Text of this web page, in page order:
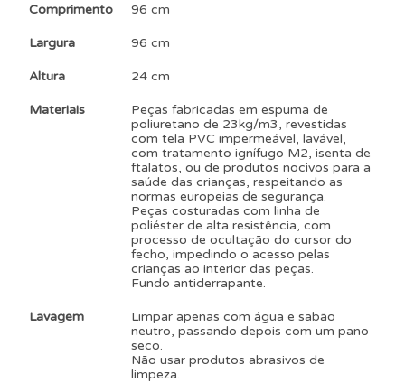
Comprimento 96 cm
Largura 96 cm
Altura 24 cm
Materiais
Peças fabricadas em espuma de
poliuretano de 23kg/m3, revestidas
com tela PVC impermeável, lavável,
com tratamento ignífugo M2, isenta de
ftalatos, ou de produtos nocivos para a
saúde das crianças, respeitando as
normas europeias de segurança.
Peças costuradas com linha de
poliéster de alta resistência, com
processo de ocultação do cursor do
fecho, impedindo o acesso pelas
crianças ao interior das peças.
Fundo antiderrapante.
Lavagem
Limpar apenas com água e sabão
neutro, passando depois com um pano
seco.
Não usar produtos abrasivos de
limpeza.